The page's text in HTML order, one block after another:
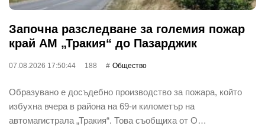
Започна разследване за големия пожар
край АМ „Тракия“ до Пазарджик
07.08.2026 17:50:44 188 Общество
Образувано е досъдебно производство за пожара, който
избухна вчера в района на 69-и километър на
автомагистрала „Тракия“. Това съобщиха от О…